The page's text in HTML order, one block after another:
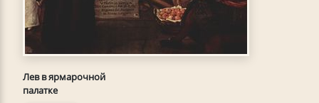
Лев в ярмарочной
палатке